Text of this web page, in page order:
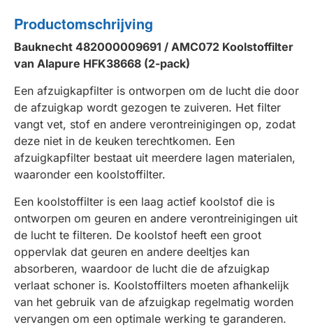
Productomschrijving
Bauknecht 482000009691 / AMC072 Koolstoffilter
van Alapure HFK38668 (2-pack)
Een afzuigkapfilter is ontworpen om de lucht die door
de afzuigkap wordt gezogen te zuiveren. Het filter
vangt vet, stof en andere verontreinigingen op, zodat
deze niet in de keuken terechtkomen. Een
afzuigkapfilter bestaat uit meerdere lagen materialen,
waaronder een koolstoffilter.
Een koolstoffilter is een laag actief koolstof die is
ontworpen om geuren en andere verontreinigingen uit
de lucht te filteren. De koolstof heeft een groot
oppervlak dat geuren en andere deeltjes kan
absorberen, waardoor de lucht die de afzuigkap
verlaat schoner is. Koolstoffilters moeten afhankelijk
van het gebruik van de afzuigkap regelmatig worden
vervangen om een optimale werking te garanderen.